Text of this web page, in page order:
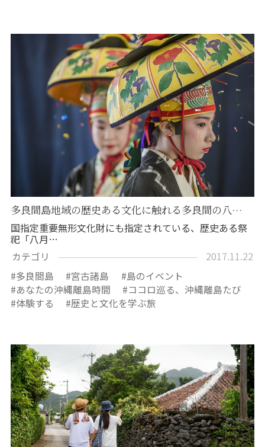
多良間島地域の歴史ある文化に触れる多良間の八…
国指定重要無形文化財にも指定されている、歴史ある祭
祀「八月…
カテゴリ
2017.11.22
多良間島
宮古諸島
島のイベント
あなたの沖縄離島時間
ココロ巡る、沖縄離島たび
体験する
歴史と文化を学ぶ旅